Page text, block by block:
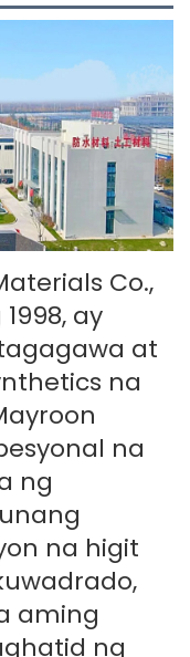
Co.,
ay
at
na
na
ng
na higit
aming
ng